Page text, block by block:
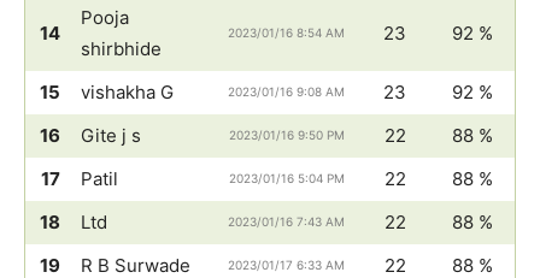
14
Pooja
shirbhide
2023/01/16 8:54 AM 23 92 %
15 vishakha G 2023/01/16 9:08 AM 23
92 %
16
Gite j s 2023/01/16 9:50 PM 22
88 %
17
Patil 2023/01/16 5:04 PM 22
88 %
18
Ltd 2023/01/16 7:43 AM 22
88 %
19
R B Surwade 2023/01/17 6:33 AM 22
88 %